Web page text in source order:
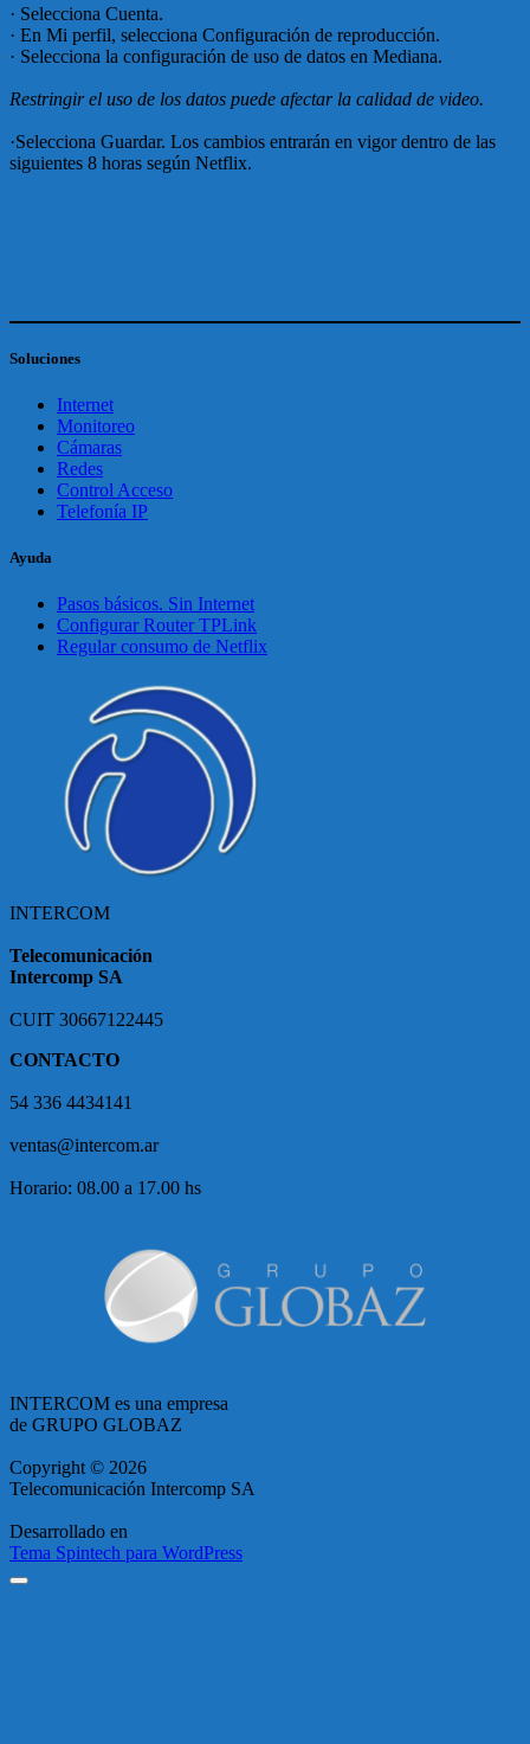
· Selecciona Cuenta.
· En Mi perfil, selecciona Configuración de reproducción.
· Selecciona la configuración de uso de datos en Mediana.
Restringir el uso de los datos puede afectar la calidad de video.
·Selecciona Guardar. Los cambios entrarán en vigor dentro de las
siguientes 8 horas según Netflix.
Soluciones
Internet
Monitoreo
Cámaras
Redes
Control Acceso
Telefonía IP
Ayuda
Pasos básicos. Sin Internet
Configurar Router TPLink
Regular consumo de Netflix
INTERCOM
Telecomunicación
Intercomp SA
CUIT 30667122445
CONTACTO
54 336 4434141
ventas@intercom.ar
Horario: 08.00 a 17.00 hs
INTERCOM es una empresa
de GRUPO GLOBAZ
Copyright © 2026
Telecomunicación Intercomp SA
Desarrollado en
Tema Spintech para WordPress